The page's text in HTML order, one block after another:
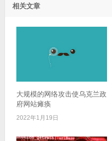
相关文章
大规模的网络攻击使乌克兰政
府网站瘫痪
2022年1月19日